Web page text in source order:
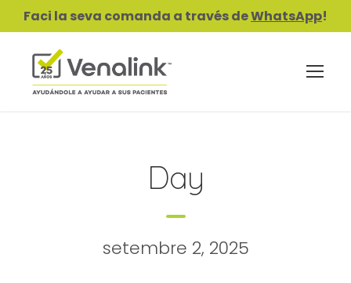
Faci la seva comanda a través deWhatsApp!
Day
setembre 2, 2025